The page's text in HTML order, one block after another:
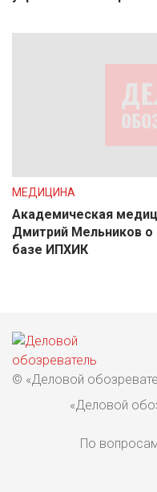
МЕДИЦИНА
Академическая
Дмитрий Мельников
базе ИПХИК
© «Деловой
«Деловой
По